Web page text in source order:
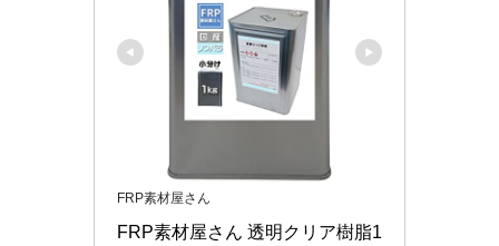
FRP素材屋さん
FRP素材屋さん 透明クリア樹脂1